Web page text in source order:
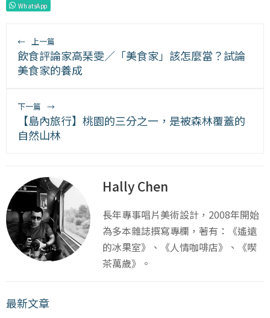
WhatsApp
← 上一篇
飲食評論家高琹雯／「美食家」該怎麼當？試論
美食家的養成
下一篇 →
【島內旅行】桃園的三分之一，是被森林覆蓋的
自然山林
Hally Chen
長年專事唱片美術設計，2008年開始
為多本雜誌撰寫專欄，著有：《遙遠
的冰果室》、《人情咖啡店》、《喫
茶萬歲》。
最新文章